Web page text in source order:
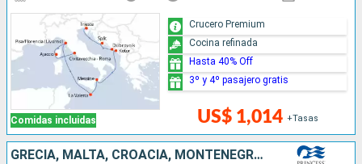
Comidas incluidas US$ 1,014 +Tasas
Crucero Premium
Cocina refinada
Hasta 40% Off
3º y 4º pasajero gratis
GRECIA, MALTA, CROACIA, MONTENEGRO, ITALIA